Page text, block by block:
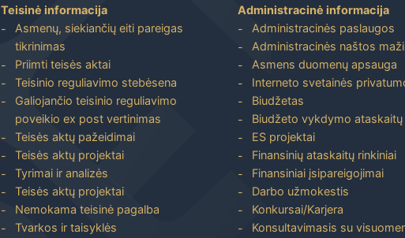
Teisinė informacija
Asmenų, siekiančių eiti pareigas
tikrinimas
Priimti teisės aktai
Teisinio reguliavimo stebėsena
Galiojančio teisinio reguliavimo
poveikio ex post vertinimas
Teisės aktų pažeidimai
Teisės aktų projektai
Tyrimai ir analizės
Teisės aktų projektai
Nemokama teisinė pagalba
Tvarkos ir taisyklės
Administracinė informacija
Administracinės paslaugos
Administracinės naštos
Asmens duomenų apsauga
Interneto svetainės
Biudžetas
Biudžeto vykdymo ataskaitų
ES projektai
Finansinių ataskaitų rinkiniai
Finansiniai įsipareigojimai
Darbo užmokestis
Konkursai/Karjera
Konsultavimasis su